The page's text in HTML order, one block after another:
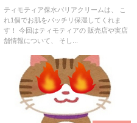
較！
ティモティア保水バリアクリームは、 こ
れ1個でお肌をバッチリ保湿してくれま
す！ 今回はティモティアの 販売店や実店
舗情報について、 そし...